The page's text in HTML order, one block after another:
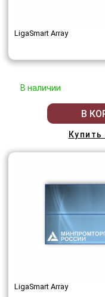
LigaSmart Array
В наличии
В
LigaSmart Array